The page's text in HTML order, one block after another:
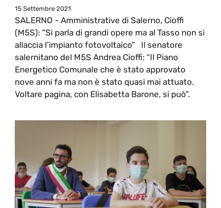
15 Settembre 2021
SALERNO - Amministrative di Salerno, Cioffi
(M5S): “Si parla di grandi opere ma al Tasso non si
allaccia l’impianto fotovoltaico” Il senatore
salernitano del M5S Andrea Cioffi: “Il Piano
Energetico Comunale che è stato approvato
nove anni fa ma non è stato quasi mai attuato.
Voltare pagina, con Elisabetta Barone, si può”.